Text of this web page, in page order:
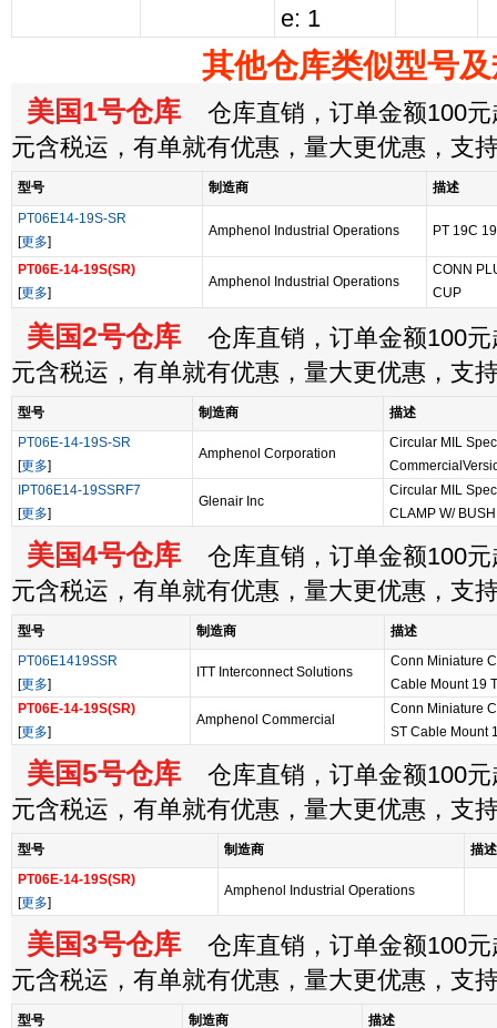
e: 1
其他仓库类似型号
美国1号仓库 仓库直销，订单金额100元
元含税运，有单就有优惠，量大更优惠，支
型号 制造商
描述
PT06E14-19S-SR
[更多]
Amphenol Industrial Operations PT 19C
PT06E-14-19S(SR)
[更多]
Amphenol Industrial Operations
CONN
CUP
美国2号仓库 仓库直销，订单金额100元
元含税运，有单就有优惠，量大更优惠，支
型号 制造商
描述
PT06E-14-19S-SR
[更多]
Amphenol Corporation
Circular MIL
IPT06E14-19SSRF7
[更多]
Glenair Inc
Circular MIL
CLAMP W/
美国4号仓库 仓库直销，订单金额100元
元含税运，有单就有优惠，量大更优惠，支
型号 制造商
描述
PT06E1419SSR
[更多]
ITT Interconnect Solutions
Conn Miniature
Cable Mount 19
PT06E-14-19S(SR)
[更多]
Amphenol Commercial
Conn Miniature
ST Cable Mount
美国5号仓库 仓库直销，订单金额100元
元含税运，有单就有优惠，量大更优惠，支
型号 制造商
描述
PT06E-14-19S(SR)
[更多]
Amphenol Industrial Operations
美国3号仓库 仓库直销，订单金额100元
元含税运，有单就有优惠，量大更优惠，支
型号 制造商 描述